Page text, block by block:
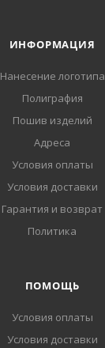
ИНФОРМАЦИЯ
Нанесение логотипа
Полиграфия
Пошив изделий
Адреса
Условия оплаты
Условия доставки
Гарантия и возврат
Политика
ПОМОЩЬ
Условия оплаты
Условия доставки